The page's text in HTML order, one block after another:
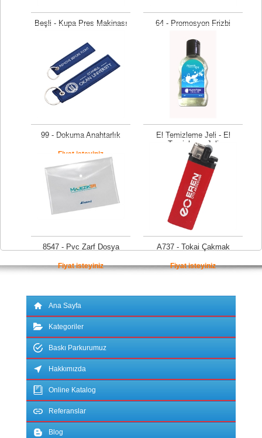
Beşli - Kupa Pres Makinası
Fiyat isteyiniz
64 - Promosyon Frizbi
Fiyat isteyiniz
99 - Dokuma Anahtarlık
Fiyat isteyiniz
El Temizleme Jeli - El
Temizleme Jeli
Fiyat isteyiniz
8547 - Pvc Zarf Dosya
Fiyat isteyiniz
A737 - Tokai Çakmak
Fiyat isteyiniz
Ana Sayfa
Kategoriler
Baskı Parkurumuz
Hakkımızda
Online Katalog
Referanslar
Blog